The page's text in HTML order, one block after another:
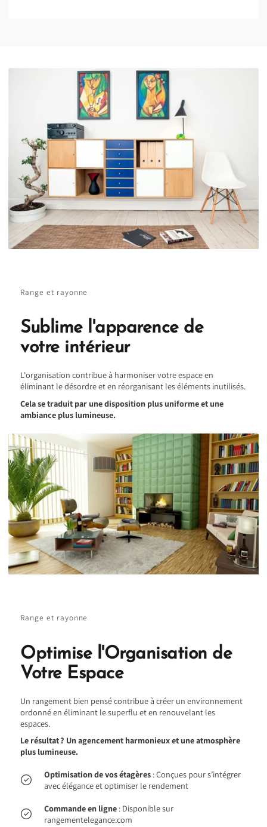
Range et rayonne
Sublime l'apparence de
votre intérieur
L'organisation contribue à harmoniser votre espace en
éliminant le désordre et en réorganisant les éléments inutilisés.
Cela se traduit par une disposition plus uniforme et une
ambiance plus lumineuse.
Range et rayonne
Optimise l'Organisation de
Votre Espace
Un rangement bien pensé contribue à créer un environnement
ordonné en éliminant le superflu et en renouvelant les
espaces.
Le résultat ? Un agencement harmonieux et une atmosphère
plus lumineuse.
Optimisation de vos étagères : Conçues pour s’intégrer
avec élégance et optimiser le rendement
Commande en ligne : Disponible sur
rangementelegance.com